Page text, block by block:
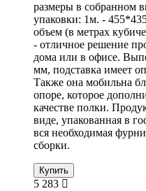
размеры в собранном
упаковки: 1м. -
объем (в метрах
- отличное решение
дома или в офисе.
мм, подставка имеет
Также она мобильна
опоре, которое
качестве полки.
виде, упакованная в
вся необходимая
сборки.
Купить
5 283